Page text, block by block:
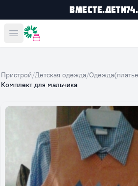
Вместе дешевле
Пристрой/Детская одежда/
Комплект для мальчика